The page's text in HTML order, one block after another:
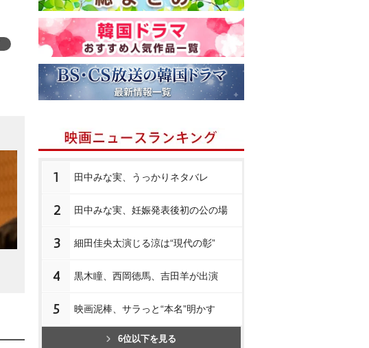
1 田中みな実、うっかりネタバレ
2 田中みな実、妊娠発表後初の公の場
3 細田佳央太演じる涼は“現代の彰”
4 黒木瞳、西岡徳馬、吉田羊が出演
5 映画泥棒、サラっと“本名”明かす
6位以下を見る